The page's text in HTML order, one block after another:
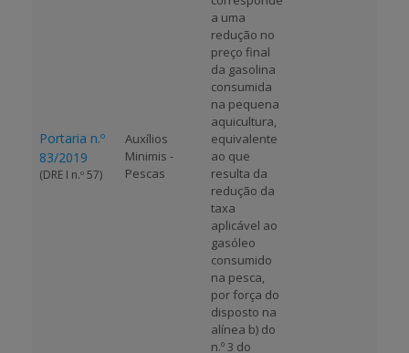
Portaria n.º
83/2019
(DRE I n.º 57)
Auxílios
Minimis -
Pescas
a uma
redução no
preço final
da gasolina
consumida
na pequena
aquicultura,
equivalente
ao que
resulta da
redução da
taxa
aplicável ao
gasóleo
consumido
na pesca,
por força do
disposto na
alínea b) do
n.º 3 do